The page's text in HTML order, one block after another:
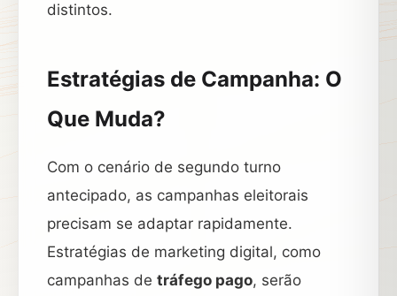
distintos.
Estratégias de Campanha: O
Que Muda?
Com o cenário de segundo turno
antecipado, as campanhas eleitorais
precisam se adaptar rapidamente.
Estratégias de marketing digital, como
campanhas de tráfego pago, serão